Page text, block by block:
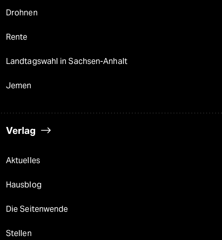
Drohnen
Rente
Landtagswahl in Sachsen-Anhalt
Jemen
Verlag
Aktuelles
Hausblog
Die Seitenwende
Stellen